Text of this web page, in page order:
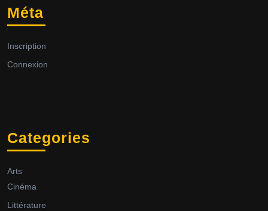
Méta
Inscription
Connexion
Categories
Arts
Cinéma
Littérature